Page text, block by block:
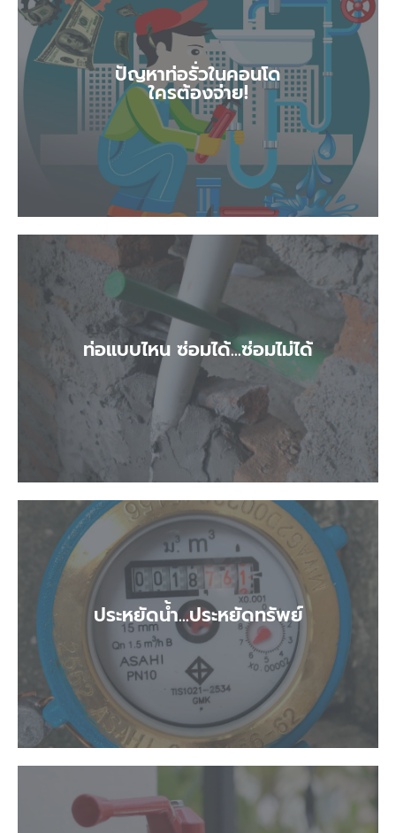
ปัญหาท่อรั่วในคอนโด
ใครต้องจ่าย!
ปัญหาท่อรั่วในคอนโด
ใครต้องจ่าย!
ท่อแบบไหน ซ่อมได้...ซ่อมไม่ได้
ท่อแบบไหน ซ่อมได้...ซ่อมไม่ได้
ประหยัดน้ำ...ประหยัดทรัพย์
ประหยัดน้ำ...ประหยัดทรัพย์